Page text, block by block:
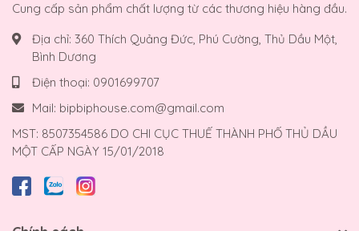
Cung cấp sản phẩm chất lượng từ các thương hiệu hàng đầu.
Địa chỉ: 360 Thích Quảng Đức, Phú Cường, Thủ Dầu Một,
Bình Dương
Điện thoại: 0901699707
Mail: bipbiphouse.com@gmail.com
MST: 8507354586 DO CHI CỤC THUẾ THÀNH PHỐ THỦ DẦU
MỘT CẤP NGÀY 15/01/2018